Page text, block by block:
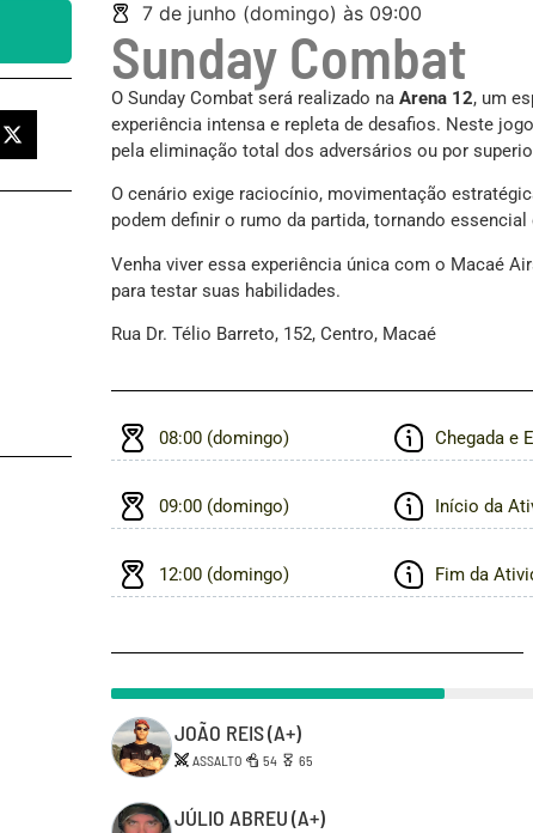
7 de junho (domingo) às 09:00
Sunday Combat
O Sunday Combat será realizado naArena 12, um
experiência intensa e repleta de desafios. Neste
pela eliminação total dos adversários ou por
O cenário exige raciocínio, movimentação
podem definir o rumo da partida, tornando
Venha viver essa experiência única com o Macaé
para testar suas habilidades.
Rua Dr. Télio Barreto, 152, Centro, Macaé
08:00 (domingo) Chegada e
09:00 (domingo) Início da
12:00 (domingo) Fim da
JOÃO REIS(A+)
ASSALTO 54 65
JÚLIO ABREU(A+)